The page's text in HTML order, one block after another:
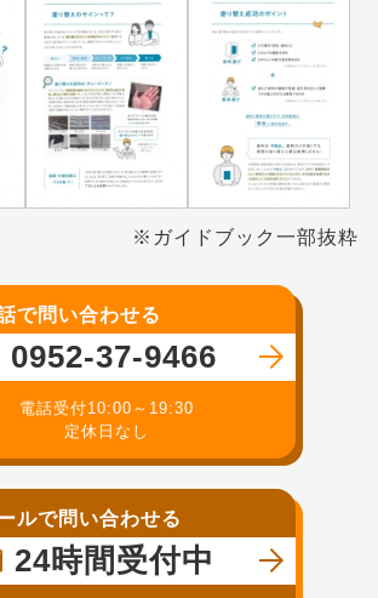
※ガイドブック一部抜粋
で問い合わせる
0952-37-9466
電話受付10:00～19:30
定休日なし
ルで問い合わせる
24時間受付中